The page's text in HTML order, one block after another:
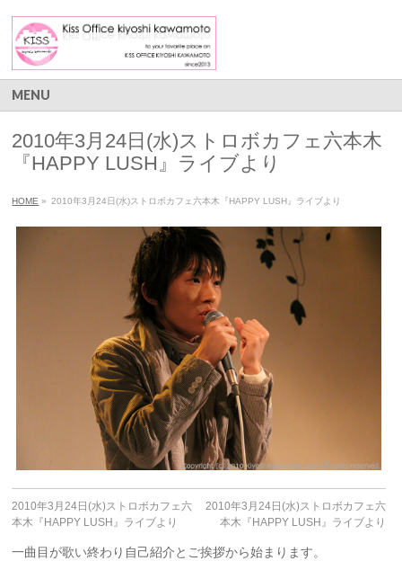
MENU
2010年3月24日(水)ストロボカフェ六本木
『HAPPY LUSH』ライブより
HOME » 2010年3月24日(水)ストロボカフェ六本木『HAPPY LUSH』ライブより
2010年3月24日(水)ストロボカフェ六
本木『HAPPY LUSH』ライブより
2010年3月24日(水)ストロボカフェ六
本木『HAPPY LUSH』ライブより
一曲目が歌い終わり自己紹介とご挨拶から始まります。